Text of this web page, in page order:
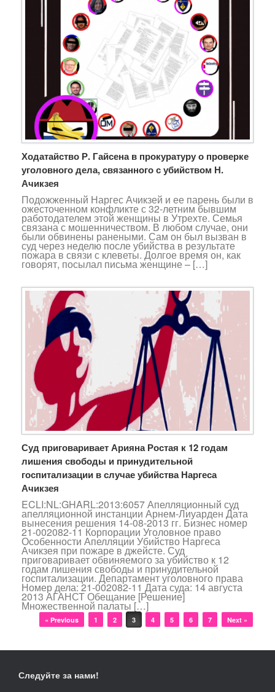
Ходатайство Р. Гайсена в прокуратуру о проверке
уголовного дела, связанного с убийством Н.
Ачикзея
Подожженный Наргес Ачикзей и ее парень были в
ожесточенном конфликте с 32-летним бывшим
работодателем этой женщины в Утрехте. Семья
связана с мошенничеством. В любом случае, они
были обвинены ранеными. Сам он был вызван в
суд через неделю после убийства в результате
пожара в связи с клеветы. Долгое время он, как
говорят, посылал письма женщине – […]
Суд приговаривает Арияна Ростая к 12 годам
лишения свободы и принудительной
госпитализации в случае убийства Наргеса
Ачикзея
ECLI:NL:GHARL:2013:6057 Апелляционный суд
апелляционной инстанции Арнем-Лиуарден Дата
вынесения решения 14-08-2013 гг. Бизнес номер
21-002082-11 Корпорации Уголовное право
Особенности Апелляции Убийство Наргеса
Ачикзея при пожаре в джейсте. Суд
приговаривает обвиняемого за убийство к 12
годам лишения свободы и принудительной
госпитализации. Департамент уголовного права
Номер дела: 21-002082-11 Дата суда: 14 августа
2013 АГАНСТ Обещание [Решение]
Множественной палаты […]
Навигация по записям
« Previous 1 2 3 4 5 6 7 Next »
Следуйте за нами!